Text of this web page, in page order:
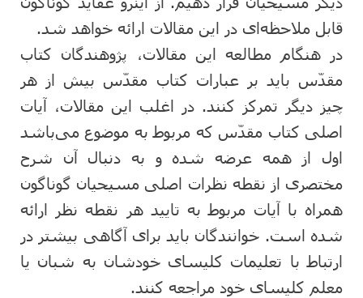
قابل ملاحظه‌ای در این مقالات ارائه خواهد شد.
در هنگام مطالعه این مقالات، پژوهندگان کتاب
مقدّس باید بر عبارات کتاب مقدّس بیش از هر
چیز دیگر تمرکز کنند. در اغلب این مقالات، آیات
اصلی کتاب مقدّس که مربوط به موضوع می‌باشد
اول از همه عرضه شده و به دنبال آن شرح
مختصری از نقطه نظرات اصلی مسیحیان گوناگون
همراه با آیات مربوط به تایید هر نقطه نظر ارائه
شده است. خوانندگان باید برای آگاهی بیشتر در
ارتباط با تعلیمات کلیسای خودشان به شبان یا
معلم کلیسای خود مراجعه کنند.